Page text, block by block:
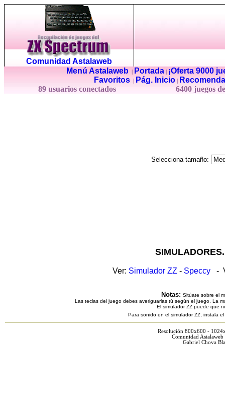
Comunidad Astalaweb
Menú Astalaweb| Portada|
¡Oferta 9000
Favoritos
Pág. Inicio
89 usuarios conectados
6400 juegos
Selecciona tamaño:
Ver: Simulador ZZ - Speccy -
Notas: Sitúate sobre el
Las teclas del juego debes averiguarlas tú según el juego. La
El simulador ZZ puede que
Para sonido en el simulador ZZ, instala
Resolución 800x600 -
Comunidad
Gabriel Chova